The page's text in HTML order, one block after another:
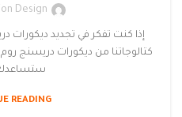
Design
إذا كنت تفكر في تجديد
كتالوجاتنا من ديكورات دريسنج
ستساعدك
READING